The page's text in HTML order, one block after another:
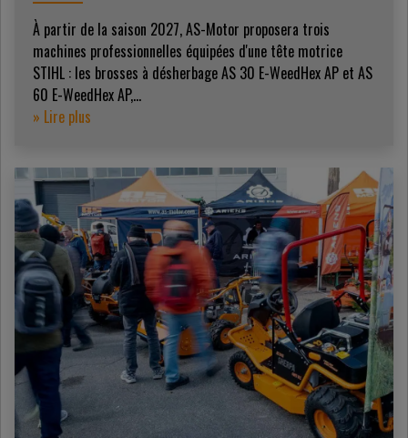
À partir de la saison 2027, AS-Motor proposera trois
machines professionnelles équipées d'une tête motrice
STIHL : les brosses à désherbage AS 30 E-WeedHex AP et AS
60 E-WeedHex AP,...
» Lire plus